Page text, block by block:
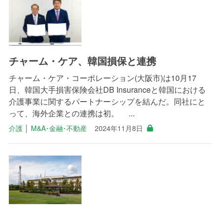
チャーム・ケア、韓国損保と連携
チャーム・ケア・コーポレーション(大阪市)は10月17
日、韓国大手損害保険会社DB Insuranceと韓国における
介護事業に関するパートナーシップを結んだ。同社にと
って、海外企業との連携は初。 ...
介護│ M&A･金融･不動産 2024年11月8日